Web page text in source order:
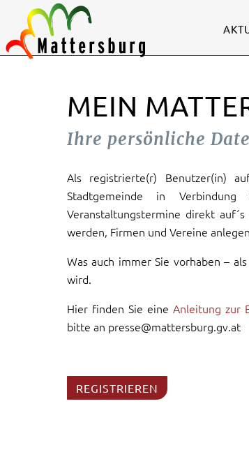
MEIN
Ihre persönliche
Als registrierte(r) Benutzer(in)
Stadtgemeinde in
Veranstaltungstermine direkt
werden, Firmen und Vereine
Was auch immer Sie vorhaben –
wird.
Hier finden Sie eineAnleitung zur
bitte an presse@mattersburg.gv.at
REGISTRIEREN